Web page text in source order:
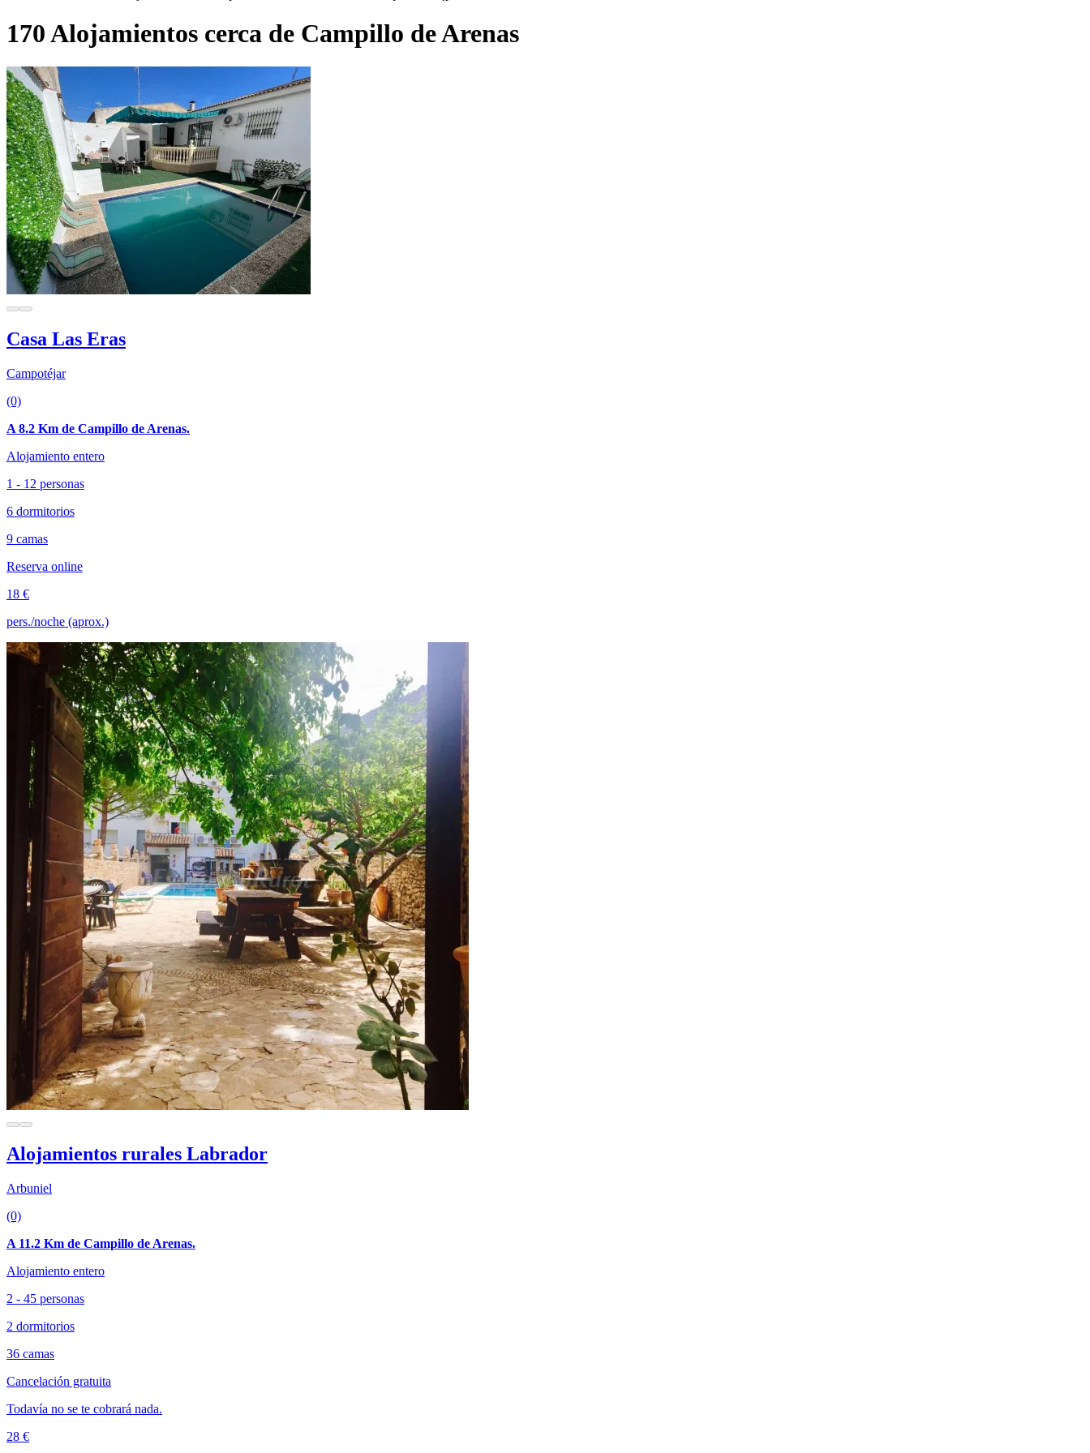
170 Alojamientos cerca de Campillo de Arenas
Casa Las Eras
Campotéjar
(0)
A 8.2 Km de Campillo de Arenas.
Alojamiento entero
1 - 12 personas
6 dormitorios
9 camas
Reserva online
18 €
pers./noche (aprox.)
Alojamientos rurales Labrador
Arbuniel
(0)
A 11.2 Km de Campillo de Arenas.
Alojamiento entero
2 - 45 personas
2 dormitorios
36 camas
Cancelación gratuita
Todavía no se te cobrará nada.
28 €